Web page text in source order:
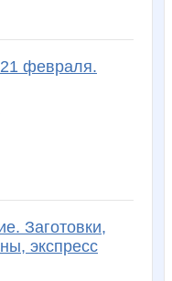
февраля.
Заготовки,
экспресс